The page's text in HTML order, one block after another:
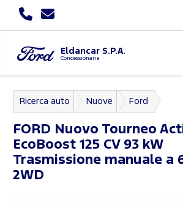
Eldancar S.P.A.
Concessionaria
Ricerca auto Nuove Ford
Nuovo Tourneo Courier
FORD Nuovo Tourneo
EcoBoost 125 CV 93 kW
Trasmissione manuale a
2WD